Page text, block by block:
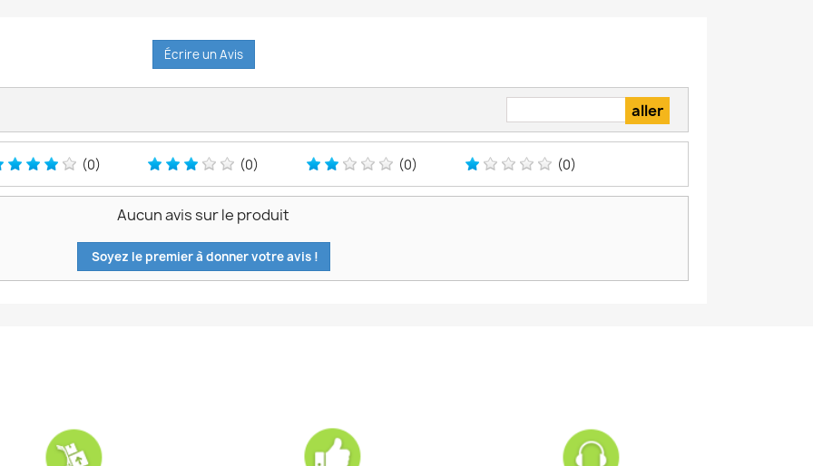
Écrire un Avis
(0) (0) (0) (0)
Aucun avis sur le produit
Soyez le premier à donner votre avis !